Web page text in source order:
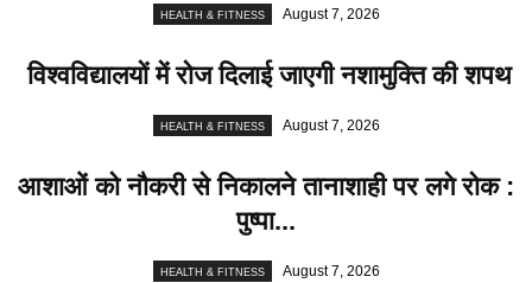
HEALTH & FITNESS August 7, 2026
विश्वविद्यालयों में रोज दिलाई जाएगी नशामुक्ति की शपथ
HEALTH & FITNESS August 7, 2026
आशाओं को नौकरी से निकालने तानाशाही पर लगे रोक :
पुष्पा...
HEALTH & FITNESS August 7, 2026